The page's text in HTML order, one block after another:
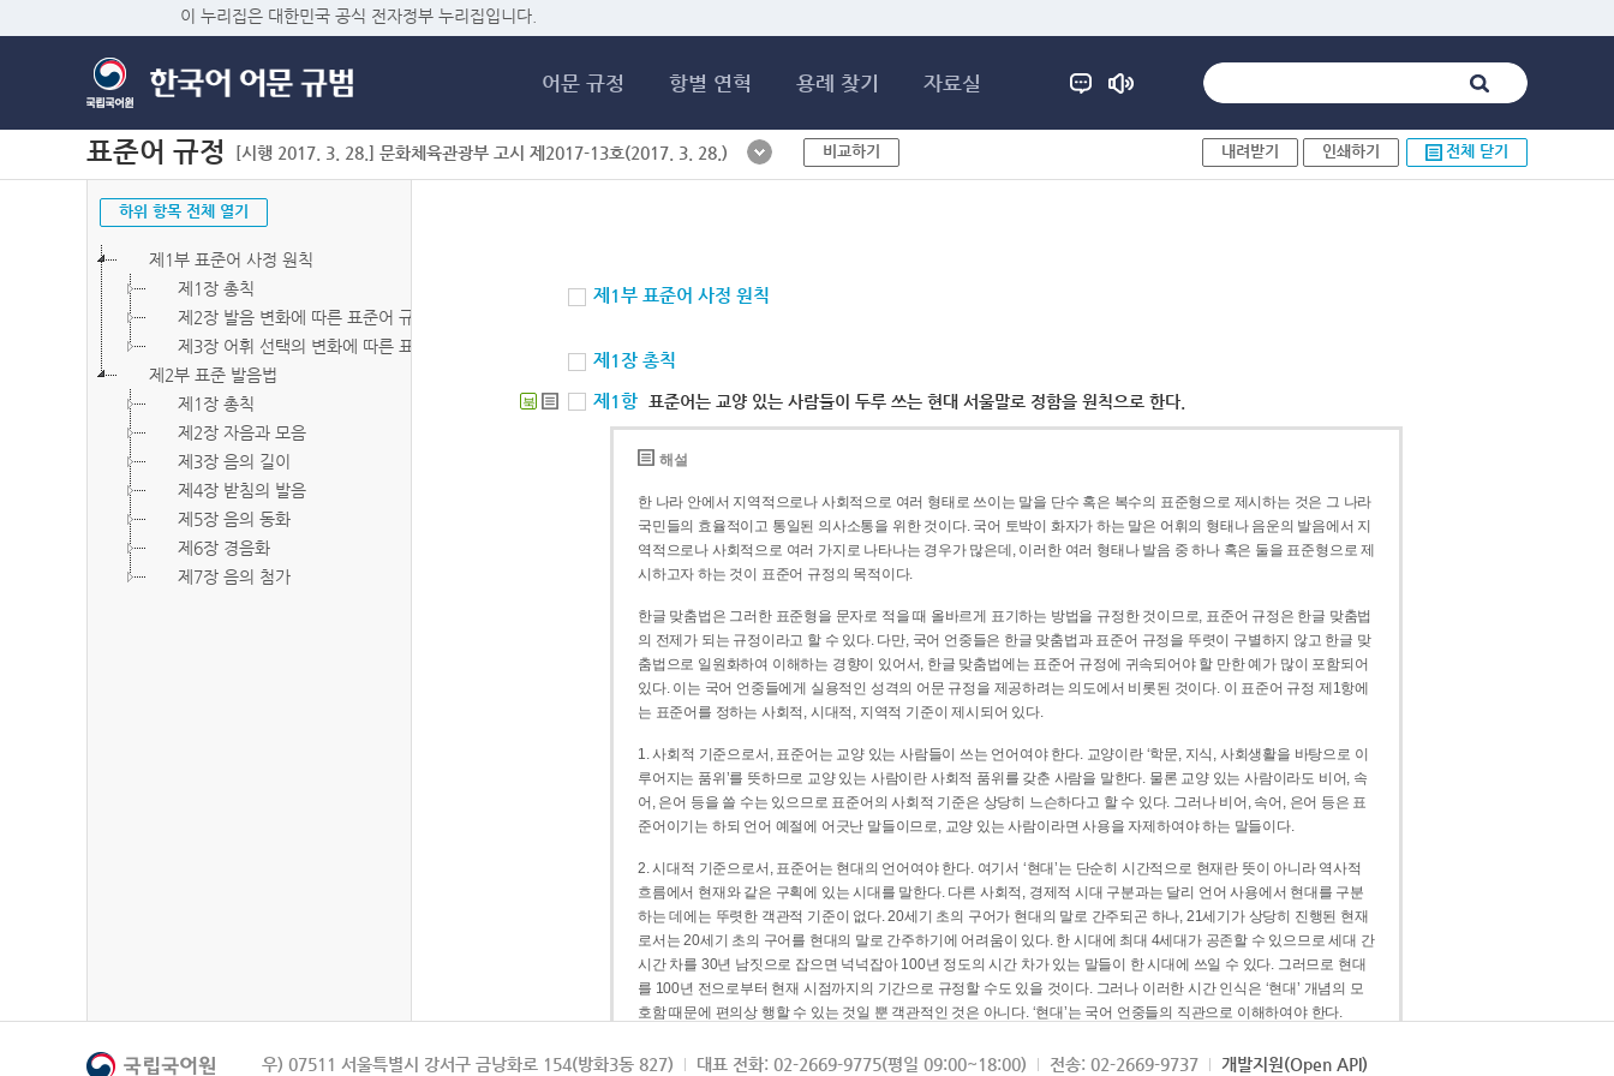
이 누리집은 대한민국 공식 전자정부 누리집입니다.
어문 규정 항별 연혁 용례 찾기 자료실
표준어 규정 [시행 2017. 3. 28.] 문화체육관광부 고시 제2017-13호(2017. 3. 28.) 비교하기 내려받기 인쇄하기 전체 닫기
하위 항목 전체 열기
제1부 표준어 사정 원칙
제1장 총칙
제2장 발음 변화에 따른 표준어 규정
제3장 어휘 선택의 변화에 따른 표준어 규정
제2부 표준 발음법
제1장 총칙
제2장 자음과 모음
제3장 음의 길이
제4장 받침의 발음
제5장 음의 동화
제6장 경음화
제7장 음의 첨가
제1부 표준어 사정 원칙
제1장 총칙
북 제1항 표준어는 교양 있는 사람들이 두루 쓰는 현대 서울말로 정함을 원칙으로 한다.
해설
한 나라 안에서 지역적으로나 사회적으로 여러 형태로 쓰이는 말을 단수 혹은 복수의 표준형으로 제시하는 것은 그 나라
국민들의 효율적이고 통일된 의사소통을 위한 것이다. 국어 토박이 화자가 하는 말은 어휘의 형태나 음운의 발음에서 지
역적으로나 사회적으로 여러 가지로 나타나는 경우가 많은데, 이러한 여러 형태나 발음 중 하나 혹은 둘을 표준형으로 제
시하고자 하는 것이 표준어 규정의 목적이다.
한글 맞춤법은 그러한 표준형을 문자로 적을 때 올바르게 표기하는 방법을 규정한 것이므로, 표준어 규정은 한글 맞춤법
의 전제가 되는 규정이라고 할 수 있다. 다만, 국어 언중들은 한글 맞춤법과 표준어 규정을 뚜렷이 구별하지 않고 한글 맞
춤법으로 일원화하여 이해하는 경향이 있어서, 한글 맞춤법에는 표준어 규정에 귀속되어야 할 만한 예가 많이 포함되어
있다. 이는 국어 언중들에게 실용적인 성격의 어문 규정을 제공하려는 의도에서 비롯된 것이다. 이 표준어 규정 제1항에
는 표준어를 정하는 사회적, 시대적, 지역적 기준이 제시되어 있다.
1. 사회적 기준으로서, 표준어는 교양 있는 사람들이 쓰는 언어여야 한다. 교양이란 ‘학문, 지식, 사회생활을 바탕으로 이
루어지는 품위’를 뜻하므로 교양 있는 사람이란 사회적 품위를 갖춘 사람을 말한다. 물론 교양 있는 사람이라도 비어, 속
어, 은어 등을 쓸 수는 있으므로 표준어의 사회적 기준은 상당히 느슨하다고 할 수 있다. 그러나 비어, 속어, 은어 등은 표
준어이기는 하되 언어 예절에 어긋난 말들이므로, 교양 있는 사람이라면 사용을 자제하여야 하는 말들이다.
2. 시대적 기준으로서, 표준어는 현대의 언어여야 한다. 여기서 ‘현대’는 단순히 시간적으로 현재란 뜻이 아니라 역사적
흐름에서 현재와 같은 구획에 있는 시대를 말한다. 다른 사회적, 경제적 시대 구분과는 달리 언어 사용에서 현대를 구분
하는 데에는 뚜렷한 객관적 기준이 없다. 20세기 초의 구어가 현대의 말로 간주되곤 하나, 21세기가 상당히 진행된 현재
로서는 20세기 초의 구어를 현대의 말로 간주하기에 어려움이 있다. 한 시대에 최대 4세대가 공존할 수 있으므로 세대 간
시간 차를 30년 남짓으로 잡으면 넉넉잡아 100년 정도의 시간 차가 있는 말들이 한 시대에 쓰일 수 있다. 그러므로 현대
를 100년 전으로부터 현재 시점까지의 기간으로 규정할 수도 있을 것이다. 그러나 이러한 시간 인식은 ‘현대’ 개념의 모
호함 때문에 편의상 행할 수 있는 것일 뿐 객관적인 것은 아니다. ‘현대’는 국어 언중들의 직관으로 이해하여야 한다.
3. 지역적 기준으로서, 표준어는 서울말이어야 한다. 이는 표준어의 공용어적 성격을 가장 크게 드러내 주는 기준이다.
우) 07511 서울특별시 강서구 금낭화로 154(방화3동 827) 대표 전화: 02-2669-9775(평일 09:00~18:00) 전송: 02-2669-9737 개발지원(Open API)